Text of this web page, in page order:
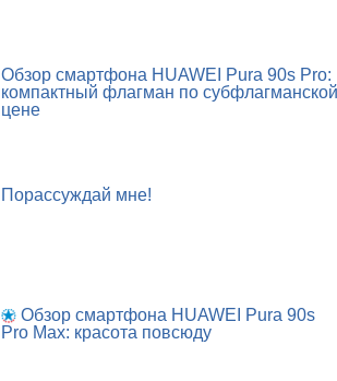
Обзор смартфона HUAWEI Pura 90s Pro:
компактный флагман по субфлагманской
цене
Порассуждай мне!
Обзор смартфона HUAWEI Pura 90s
Pro Max: красота повсюду